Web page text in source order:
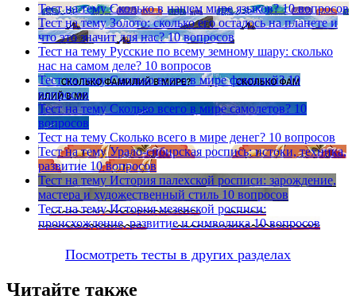
Тест на тему Сколько в нашем мире языков? 10 вопросов
Тест на тему Золото: сколько его осталось на планете и
что это значит для нас? 10 вопросов
Тест на тему Русские по всему земному шару: сколько
нас на самом деле? 10 вопросов
Тест на тему Сколько всего в мире фамилий? 10
вопросов
Тест на тему Сколько всего в мире самолетов? 10
вопросов
Тест на тему Сколько всего в мире денег? 10 вопросов
Тест на тему Урало-сибирская роспись: истоки, техника,
развитие 10 вопросов
Тест на тему История палехской росписи: зарождение,
мастера и художественный стиль 10 вопросов
Тест на тему История мезенской росписи:
происхождение, развитие и символика 10 вопросов
Посмотреть тесты в других разделах
Читайте также